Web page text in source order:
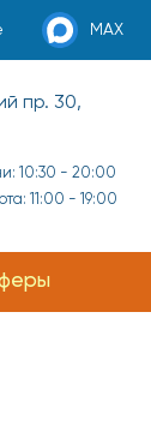
MAX
пр. 30,
10:30 - 20:00
11:00 - 19:00